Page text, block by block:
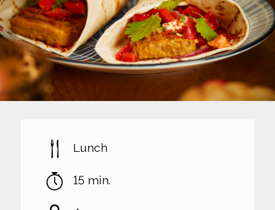
Lunch
15 min.